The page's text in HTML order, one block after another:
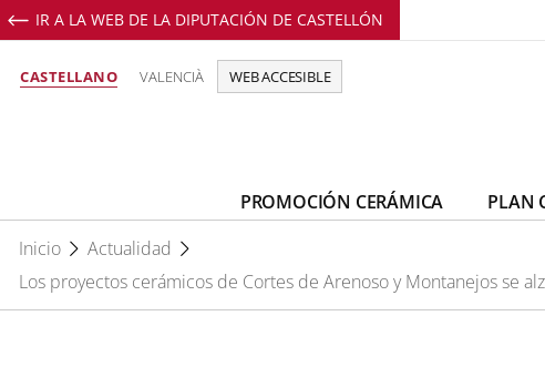
IR A LA WEB DE LA DIPUTACIÓN DE CASTELLÓN
CASTELLANO VALENCIÀ WEB ACCESIBLE
Perfil de Facebook de Promoció Ceràmica
Perfil de Youtube de Promoció
Perfil de Instagram de
PROMOCIÓN CERÁMICA PLAN
Inicio
Actualidad
Los proyectos cerámicos de Cortes de Arenoso y Montanejos se